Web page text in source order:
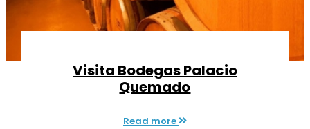
Visita Bodegas Palacio
Quemado
Read more